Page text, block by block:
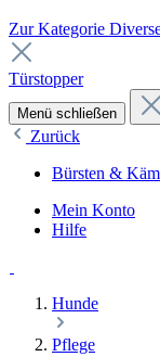
Zur Kategorie
Türstopper
Menü schließen
Zurück
Bürsten &
Mein Konto
Hilfe
Hunde
Pflege